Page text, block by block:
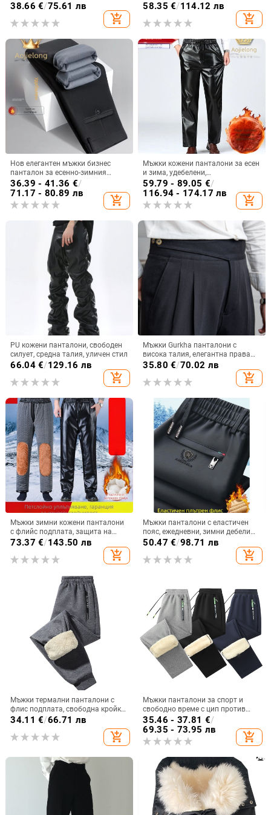
предна част, права, ежедневна,
ваканционна мода, панталон
38.66 €/75.61 лв
add_shopping_cart
малък, прав, драпиран, бизнес
ежедневен, мъжки панталон с
висока талия, slim fit.
58.35 €/114.12 лв
add_shopping_cart
Нов елегантен мъжки бизнес
панталон за есенно-зимния
сезон, свободна кройка, прави
крачоли, без нужда от гладене,
висока еластичност, дълги
панталони.
36.39 - 41.36 €/
71.17 - 80.89 лв
add_shopping_cart
Мъжки кожени панталони за есен
и зима, удебелени,
ветроустойчиви и топли, за
външно носене, с прави крачоли
59.79 - 89.05 €/
116.94 - 174.17 лв
add_shopping_cart
PU кожени панталони, свободен
силует, средна талия, уличен стил
66.04€/129.16 лв
add_shopping_cart
Мъжки Gurkha панталони с
висока талия, елегантна права
кройка, ежедневен стил,
35.80 €/70.02 лв
add_shopping_cart
Мъжки зимни кожени панталони
с флийс подплата, защита на
коляното, за колоездене,
еластични топли панталони за
средна възраст и възрастни.
73.37 €/143.50 лв
add_shopping_cart
Мъжки панталони с еластичен
пояс, ежедневни, зимни дебели
прави крачоли, с подплата от
флис, топли и без нужда от
гладене
50.47 €/98.71 лв
add_shopping_cart
Мъжки термални панталони с
флис подплата, свободна кройка,
средна талия, смес от химически
34.11 €/66.71 лв
add_shopping_cart
Мъжки панталони за спорт и
свободно време с цип против
кражба и подплата от овча
вълна за есенно-зимния сезон
35.46 - 37.81 €/
69.35 - 73.95 лв
add_shopping_cart